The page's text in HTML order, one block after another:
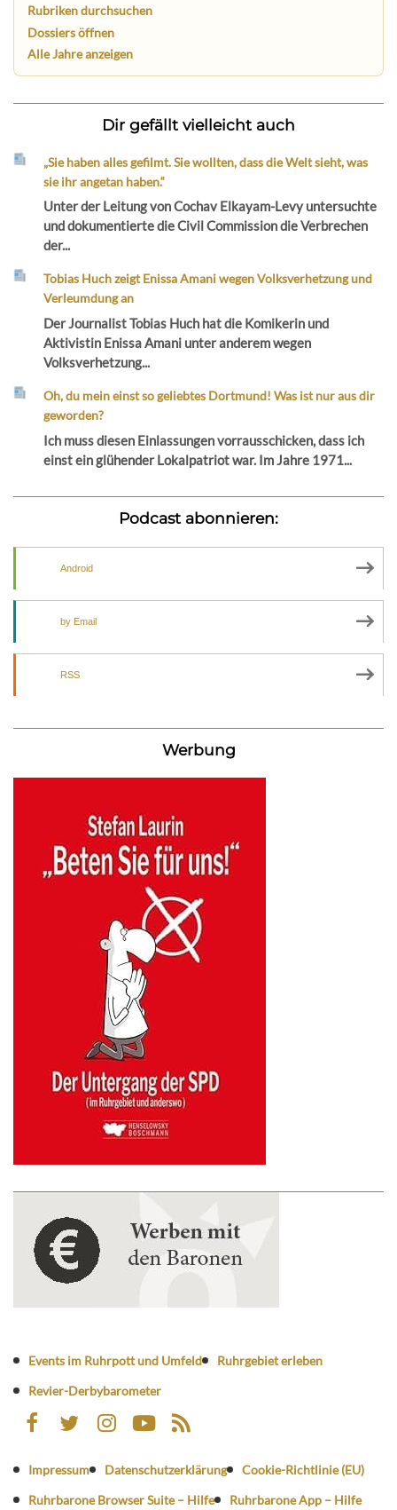
Rubriken durchsuchen
Dossiers öffnen
Alle Jahre anzeigen
Dir gefällt vielleicht auch
„Sie haben alles gefilmt. Sie wollten, dass die Welt sieht, was
sie ihr angetan haben.“
Unter der Leitung von Cochav Elkayam-Levy untersuchte
und dokumentierte die Civil Commission die Verbrechen
der...
Tobias Huch zeigt Enissa Amani wegen Volksverhetzung und
Verleumdung an
Der Journalist Tobias Huch hat die Komikerin und
Aktivistin Enissa Amani unter anderem wegen
Volksverhetzung...
Oh, du mein einst so geliebtes Dortmund! Was ist nur aus dir
geworden?
Ich muss diesen Einlassungen vorrausschicken, dass ich
einst ein glühender Lokalpatriot war. Im Jahre 1971...
Podcast abonnieren:
Android
by Email
RSS
Werbung
Events im Ruhrpott und Umfeld
Ruhrgebiet erleben
Revier-Derbybarometer
Impressum Datenschutzerklärung
Cookie-Richtlinie (EU)
Ruhrbarone Browser Suite – Hilfe
Ruhrbarone App – Hilfe